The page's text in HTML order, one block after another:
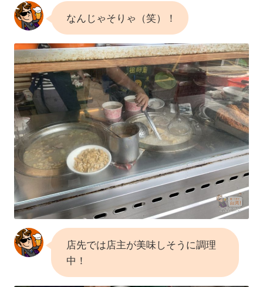
なんじゃそりゃ（笑）！
店先では店主が美味しそうに調理
中！